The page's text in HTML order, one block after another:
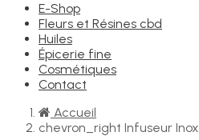
E-Shop
Fleurs et Résines cbd
Huiles
Épicerie fine
Cosmétiques
Contact
Accueil
chevron_right Infuseur Inox